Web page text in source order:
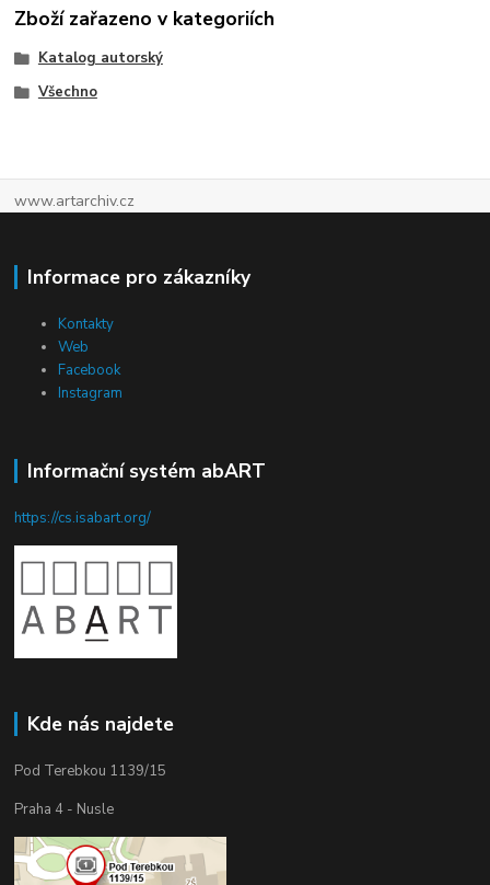
Zboží zařazeno v kategoriích
Katalog autorský
Všechno
www.artarchiv.cz
Informace pro zákazníky
Kontakty
Web
Facebook
Instagram
Informační systém abART
https://cs.isabart.org/
Kde nás najdete
Pod Terebkou 1139/15
Praha 4 - Nusle